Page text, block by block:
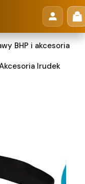
BHP i akcesoria
Irudek